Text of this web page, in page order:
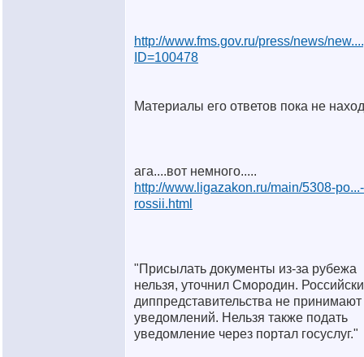
http://www.fms.gov.ru/press/news/
ID=100478
Материалы его ответов пока не
ага....вот немного.....
http://www.ligazakon.ru/main/5308-
rossii.html
"Присылать документы из-за рубежа
нельзя, уточнил Смородин.
диппредставительства не принимают
уведомлений. Нельзя также подать
уведомление через портал госуслуг."